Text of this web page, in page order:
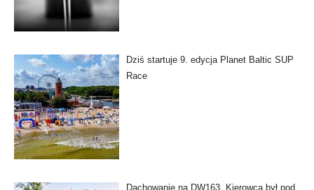
Dziś startuje 9. edycja Planet Baltic SUP
Race
Dachowanie na DW163. Kierowca był pod